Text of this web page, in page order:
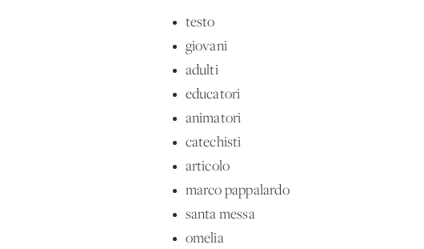
testo
giovani
adulti
educatori
animatori
catechisti
articolo
marco pappalardo
santa messa
omelia